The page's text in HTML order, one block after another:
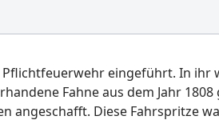
eingeführt. In ihr
Fahne aus dem Jahr
angeschafft. Diese Fahrspritze